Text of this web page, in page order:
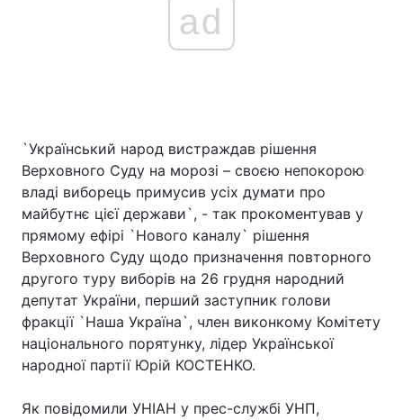
ad
`Український народ вистраждав рішення
Верховного Суду на морозі – своєю непокорою
владі виборець примусив усіх думати про
майбутнє цієї держави`, - так прокоментував у
прямому ефірі `Нового каналу` рішення
Верховного Суду щодо призначення повторного
другого туру виборів на 26 грудня народний
депутат України, перший заступник голови
фракції `Наша Україна`, член виконкому Комітету
національного порятунку, лідер Української
народної партії Юрій КОСТЕНКО.
Як повідомили УНІАН у прес-службі УНП,